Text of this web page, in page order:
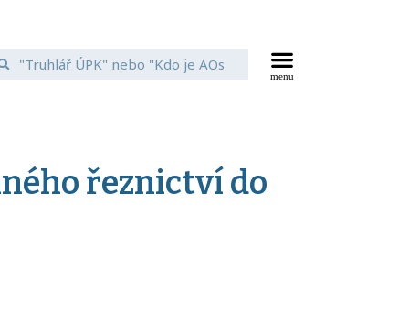
řeznictví do